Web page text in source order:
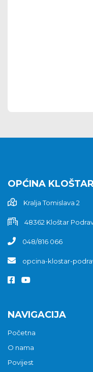
OPĆINA
Kralja Tomislava 2
48362 Kloštar
048/816 066
opcina-klostar-
NAVIGACIJA
Početna
O nama
Povijest